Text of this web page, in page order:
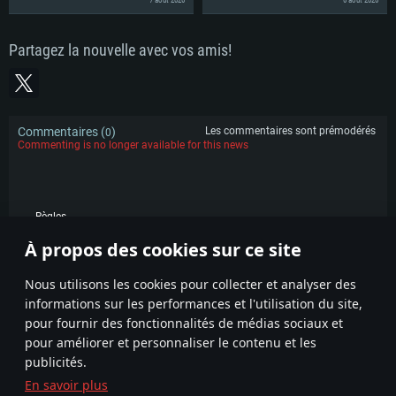
À propos des cookies sur ce site
Nous utilisons les cookies pour collecter et analyser des
informations sur les performances et l'utilisation du site,
pour fournir des fonctionnalités de médias sociaux et
pour améliorer et personnaliser le contenu et les
publicités.
En savoir plus
Partagez la nouvelle avec vos amis!
Commentaires (0)
Les commentaires sont prémodérés
Commenting is no longer available for this news
Règles
POPULAIRE